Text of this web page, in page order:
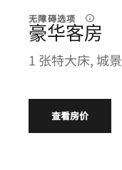
无障碍选项
豪华客房
1 张特大床, 城景
查看房价